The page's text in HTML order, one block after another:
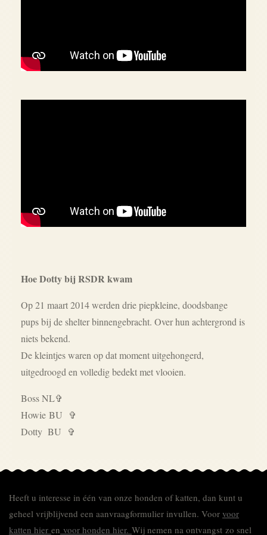
Hoe Dotty bij RSDR kwam
Op 21 maart 2014 werden drie piepkleine, doodsbange
pups bij de shelter binnengebracht. Over hun achtergrond is
niets bekend.
De kleintjes waren op dat moment uitgehongerd,
uitgedroogd en volledig bedekt met vlooien.
Boss NL✞
Howie BU
✞
Dotty BU
✞
Heeft u interesse in één van onze honden of katten, dan kunt u
geheel vrijblijvend een aanvraagformulier invullen. Voor voor
katten hier en voor honden hier. Wij nemen na ontvangst zo snel